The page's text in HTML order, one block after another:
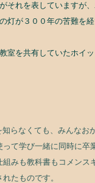
それを表していますが
灯が３００年の苦難を
室を共有していたホイ
知らなくても、みんなお
て学び一緒に同時に卒
みも教科書もコメンス
たものです。